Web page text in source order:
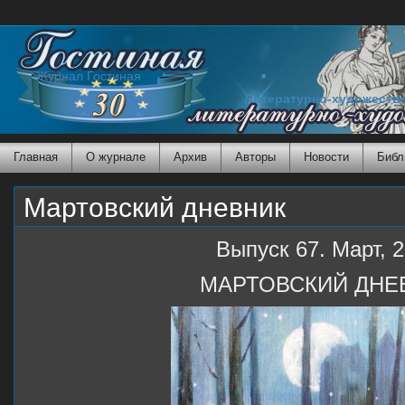
Журнал Гостиная
Литературно-
Главная О журнале Архив Авторы Новости
Мартовский дневник
Выпуск 67. Март,
МАРТОВСКИЙ